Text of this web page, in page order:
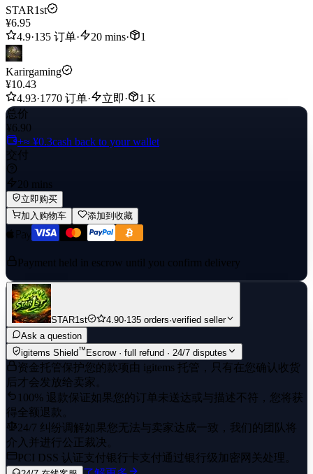
STAR1st
¥6.95
4.9·135 订单· 20 mins· 1
Karirgaming
¥10.43
4.93·1770 订单· 立即·
1 K
总价
¥6.90
+≈ ¥0.3cash back to your wallet
交付
20 mins
立即购买
加入购物车
添加到收藏
Payment held in escrow until you confirm delivery
STAR1st 4.90·135 orders·verified seller
Ask a question
igitems Shield™ Escrow · full refund · 24/7 disputes
资金托管保护您的款项由 igitems 托管，只有在您确认收货
后才会发放给卖家。
100% 退款保证如果您的订单未送达或与描述不符，您将获
得全额退款。
24/7 纠纷调解如果您无法与卖家达成一致，我们的团队将
介入并进行公正裁决。
PCI DSS 认证支付 银行卡支付通过银行级加密网关处理。